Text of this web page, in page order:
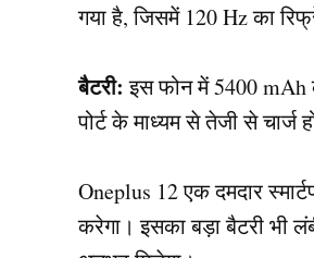
गया है, जिसमें 120 Hz का
बैटरी: इस फोन में 5400 mAh
पोर्ट के माध्यम से तेजी से
Oneplus 12 एक दमदार
करेगा। इसका बड़ा बैटरी भी